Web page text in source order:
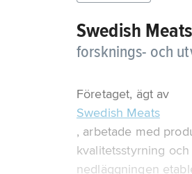
Swedish
forsknings- och
Företaget, ägt av
Swedish Meats
, arbetade med
kvalitetsstyrning
nedläggningen